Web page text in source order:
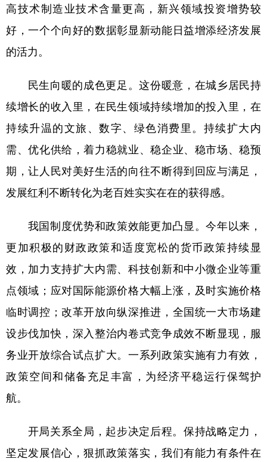
陕西 甘肃 青海 宁夏
新疆 内蒙古 黑龙江
English Español Français عربى
Русский язык 日本語 한국어
Deutsch Português
高技术制造业技术含量更高，新兴领域投资增势较
好，一个个向好的数据彰显新动能日益增添经济发展
的活力。
民生向暖的成色更足。这份暖意，在城乡居民持
续增长的收入里，在民生领域持续增加的投入里，在
持续升温的文旅、数字、绿色消费里。持续扩大内
需、优化供给，着力稳就业、稳企业、稳市场、稳预
期，让人民对美好生活的向往不断得到回应与满足，
发展红利不断转化为老百姓实实在在的获得感。
我国制度优势和政策效能更加凸显。今年以来，
更加积极的财政政策和适度宽松的货币政策持续显
效，加力支持扩大内需、科技创新和中小微企业等重
点领域；应对国际能源价格大幅上涨，及时实施价格
临时调控；改革开放向纵深推进，全国统一大市场建
设步伐加快，深入整治内卷式竞争成效不断显现，服
务业开放综合试点扩大。一系列政策实施有力有效，
政策空间和储备充足丰富，为经济平稳运行保驾护
航。
开局关系全局，起步决定后程。保持战略定力，
坚定发展信心，狠抓政策落实，我们有能力有条件在